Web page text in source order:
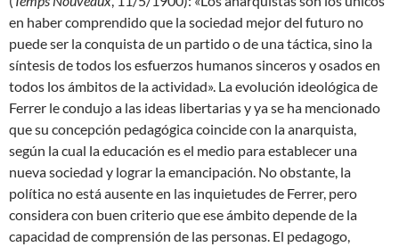
en haber comprendido que la sociedad mejor del futuro no
puede ser la conquista de un partido o de una táctica, sino la
síntesis de todos los esfuerzos humanos sinceros y osados en
todos los ámbitos de la actividad». La evolución ideológica de
Ferrer le condujo a las ideas libertarias y ya se ha mencionado
que su concepción pedagógica coincide con la anarquista,
según la cual la educación es el medio para establecer una
nueva sociedad y lograr la emancipación. No obstante, la
política no está ausente en las inquietudes de Ferrer, pero
considera con buen criterio que ese ámbito depende de la
capacidad de comprensión de las personas. El pedagogo,